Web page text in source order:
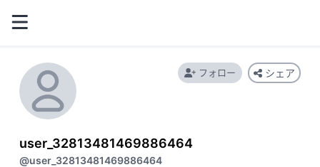
user_32813481469886464
@user_32813481469886464
フォロー シェア